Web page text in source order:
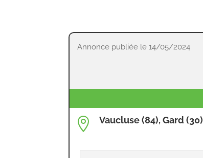
Annonce publiée le 14/05/2024
 Vaucluse (84), Gard (30)